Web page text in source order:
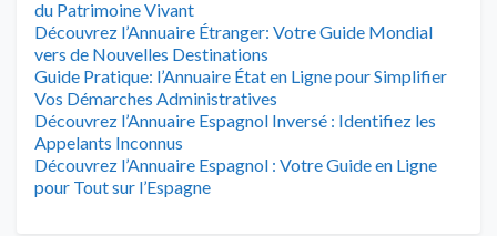
du Patrimoine Vivant
Découvrez l’Annuaire Étranger: Votre Guide Mondial
vers de Nouvelles Destinations
Guide Pratique: l’Annuaire État en Ligne pour Simplifier
Vos Démarches Administratives
Découvrez l’Annuaire Espagnol Inversé : Identifiez les
Appelants Inconnus
Découvrez l’Annuaire Espagnol : Votre Guide en Ligne
pour Tout sur l’Espagne